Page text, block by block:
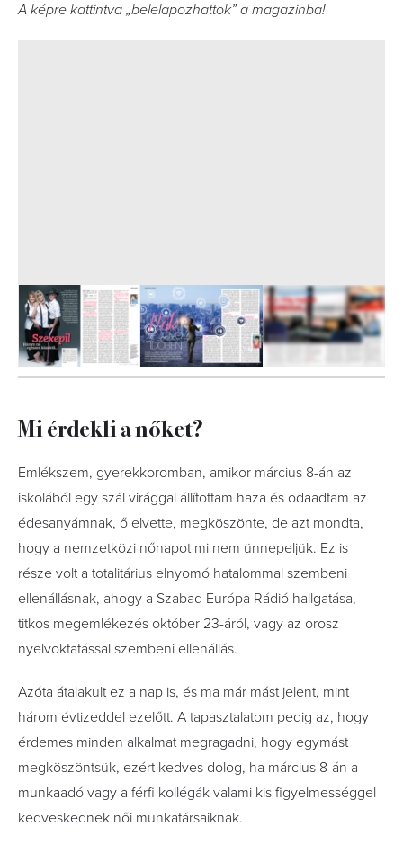
A képre kattintva „belelapozhattok” a magazinba!
Mi érdekli a nőket?
Emlékszem, gyerekkoromban, amikor március 8-án az
iskolából egy szál virággal állítottam haza és odaadtam az
édesanyámnak, ő elvette, megköszönte, de azt mondta,
hogy a nemzetközi nőnapot mi nem ünnepeljük. Ez is
része volt a totalitárius elnyomó hatalommal szembeni
ellenállásnak, ahogy a Szabad Európa Rádió hallgatása,
titkos megemlékezés október 23-áról, vagy az orosz
nyelvoktatással szembeni ellenállás.
Azóta átalakult ez a nap is, és ma már mást jelent, mint
három évtizeddel ezelőtt. A tapasztalatom pedig az, hogy
érdemes minden alkalmat megragadni, hogy egymást
megköszöntsük, ezért kedves dolog, ha március 8-án a
munkaadó vagy a férfi kollégák valami kis figyelmességgel
kedveskednek női munkatársaiknak.